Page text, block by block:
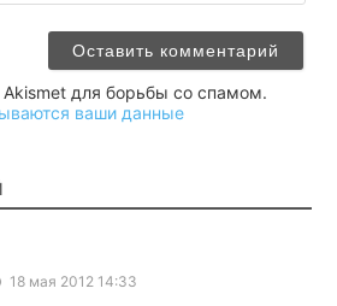
Akismet для борьбы со спамом.
ваши данные
18 мая 2012 14:33